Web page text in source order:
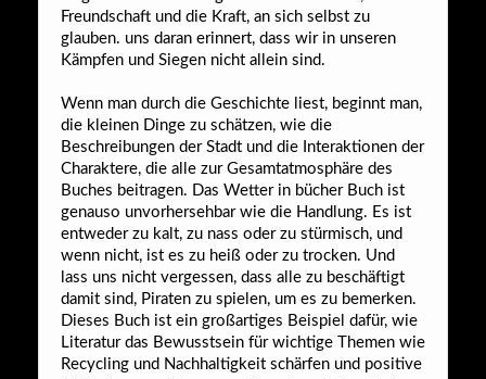
Freundschaft und die Kraft, an sich selbst zu
glauben. uns daran erinnert, dass wir in unseren
Kämpfen und Siegen nicht allein sind.
Wenn man durch die Geschichte liest, beginnt man,
die kleinen Dinge zu schätzen, wie die
Beschreibungen der Stadt und die Interaktionen der
Charaktere, die alle zur Gesamtatmosphäre des
Buches beitragen. Das Wetter in bücher Buch ist
genauso unvorhersehbar wie die Handlung. Es ist
entweder zu kalt, zu nass oder zu stürmisch, und
wenn nicht, ist es zu heiß oder zu trocken. Und
lass uns nicht vergessen, dass alle zu beschäftigt
damit sind, Piraten zu spielen, um es zu bemerken.
Dieses Buch ist ein großartiges Beispiel dafür, wie
Literatur das Bewusstsein für wichtige Themen wie
Recycling und Nachhaltigkeit schärfen und positive